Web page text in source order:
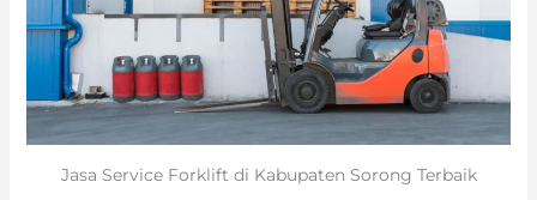
Jasa Service Forklift di Kabupaten Sorong Terbaik